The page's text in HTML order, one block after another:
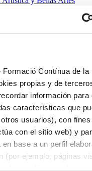
Contínua de la
propias y de
información para
características que
usuarios), con fines
con el sitio web) y
base a un perfil
(por ejemplo, páginas
y Bellas Artes
en Arte